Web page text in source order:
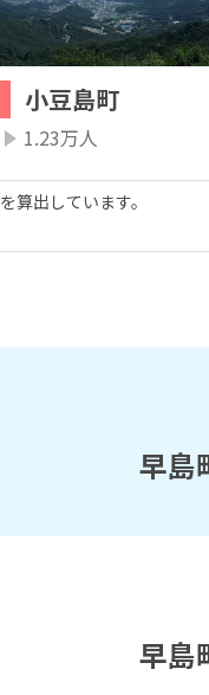
小豆島町
1.23万人
算出しています。
早島
早島